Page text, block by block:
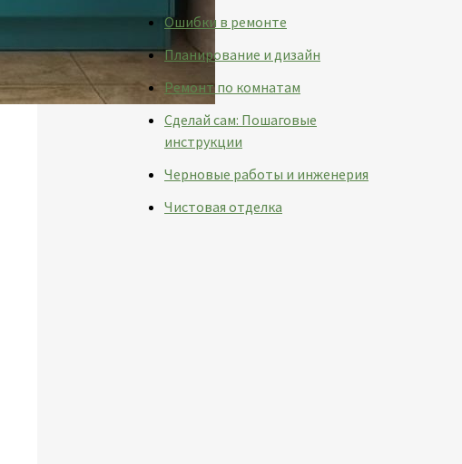
Ошибки в ремонте
Планирование и дизайн
Ремонт по комнатам
Сделай сам: Пошаговые
инструкции
Черновые работы и инженерия
Чистовая отделка